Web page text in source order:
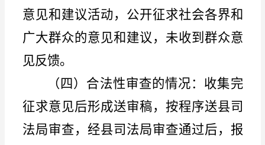
意见和建议活动，公开征求社会各界和
广大群众的意见和建议，未收到群众意
见反馈。
（四）合法性审查的情况： 收集完
征求意见后形成送审稿，按程序送县司
法局审查，经县司法局审查通过后，报